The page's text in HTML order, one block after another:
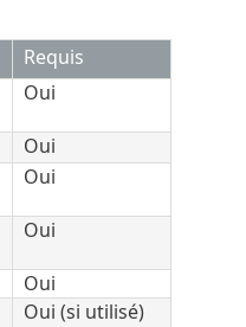
Requis
Oui
Oui
Oui
Oui
Oui
Oui (si utilisé)